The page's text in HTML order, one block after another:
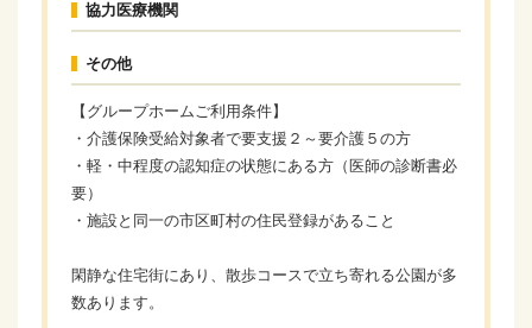
協力医療機関
その他
【グループホームご利用条件】
・介護保険受給対象者で要支援２～要介護５の方
・軽・中程度の認知症の状態にある方（医師の診断書必
要）
・施設と同一の市区町村の住民登録があること
閑静な住宅街にあり、散歩コースで立ち寄れる公園が多
数あります。